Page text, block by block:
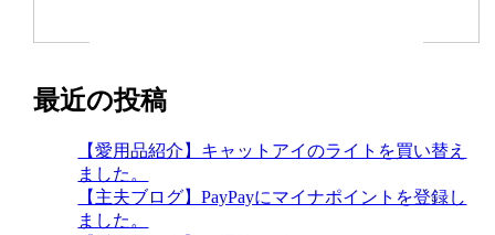
最近の投稿
【愛用品紹介】キャットアイのライトを買い替え
ました。
【主夫ブログ】PayPayにマイナポイントを登録し
ました。